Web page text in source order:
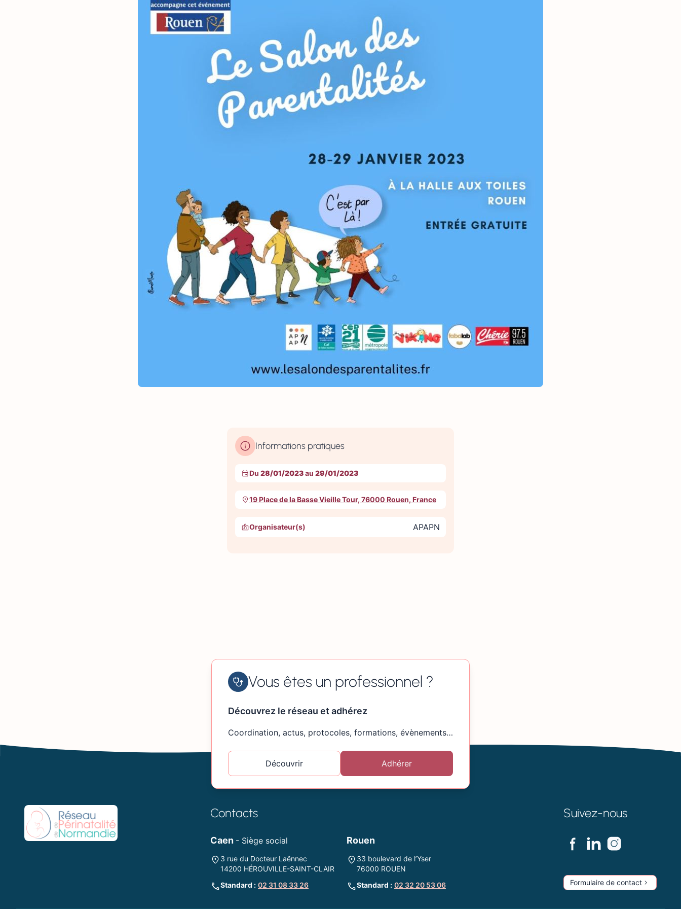
Informations pratiques
Du 28/01/2023au 29/01/2023
19 Place de la Basse Vieille Tour, 76000 Rouen, France
Organisateur(s) APAPN
Vous êtes un professionnel ?
Découvrez le réseau et adhérez
Coordination, actus, protocoles, formations, évènements…
Découvrir Adhérer
Contacts
Caen - Siège social
3 rue du Docteur Laënnec
14200 HÉROUVILLE-SAINT-CLAIR
Standard : 02 31 08 33 26
Rouen
33 boulevard de l’Yser
76000 ROUEN
Standard : 02 32 20 53 06
Suivez-nous
Formulaire de contact